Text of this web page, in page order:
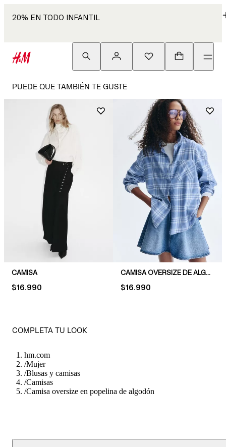
20% EN TODO INFANTIL
PUEDE QUE TAMBIÉN TE GUSTE
CAMISA
PRICE:
$16.990
CAMISA OVERSIZE DE ALGODÓN
PRICE:
$16.990
COMPLETA TU LOOK
hm.com
/Mujer
/Blusas y camisas
/Camisas
/Camisa oversize en popelina de algodón